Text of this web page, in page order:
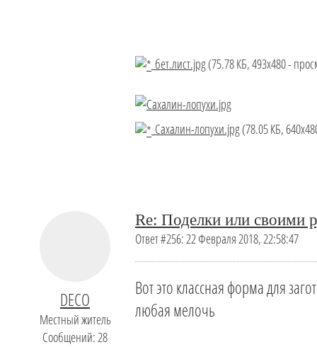
бет.лист.jpg(75.78 КБ, 493x480 -
Сахалин-лопухи.jpg(78.05 КБ,
DECO
Местный житель
Сообщений: 28
Re: Поделки или своими
Ответ #256: 22 Февраля 2018, 22:58:47
Вот это классная форма для
любая мелочь